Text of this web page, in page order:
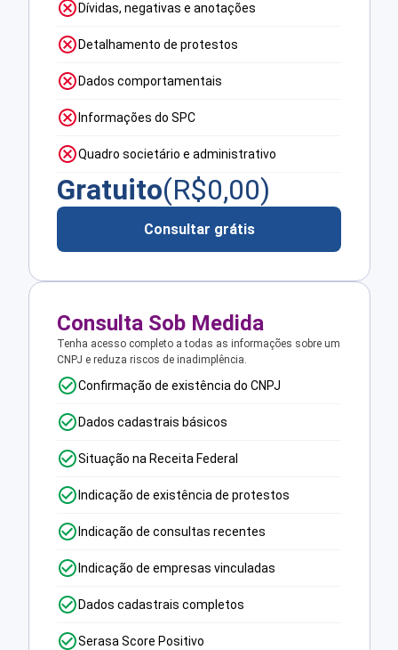
Dívidas, negativas e anotações
Detalhamento de protestos
Dados comportamentais
Informações do SPC
Quadro societário e administrativo
Gratuito(R$0,00)
Consultar grátis
Consulta Sob Medida
Tenha acesso completo a todas as informações sobre um
CNPJ e reduza riscos de inadimplência.
Confirmação de existência do CNPJ
Dados cadastrais básicos
Situação na Receita Federal
Indicação de existência de protestos
Indicação de consultas recentes
Indicação de empresas vinculadas
Dados cadastrais completos
Serasa Score Positivo